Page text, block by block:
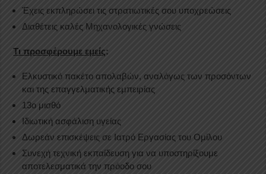
Έχεις εκπληρώσει τις στρατιωτικές σου υποχρεώσεις
Διαθέτεις καλές Μηχανολογικές γνώσεις
Τι προσφέρουμε εμείς:
Ελκυστικό πακέτο απολαβών, αναλόγως των προσόντων
και της επαγγελματικής εμπειρίας
13ο μισθό
Ιδιωτική ασφάλιση υγείας
Δωρεάν επισκέψεις σε Ιατρό Εργασίας του Ομίλου
Συνεχή τεχνική εκπαίδευση για να υποστηρίξουμε
αποτελεσματικά την πρόοδο σου